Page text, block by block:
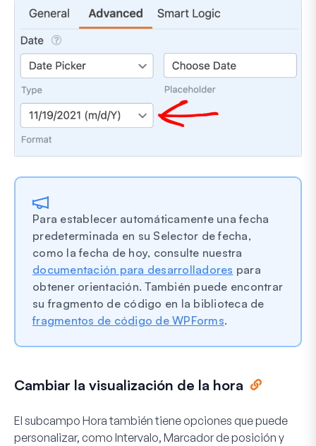
Para establecer automáticamente una fecha
predeterminada en su Selector de fecha,
como la fecha de hoy, consulte nuestra
documentación para desarrolladores para
obtener orientación. También puede encontrar
su fragmento de código en la biblioteca de
fragmentos de código de WPForms.
Cambiar la visualización de la hora
El subcampo Hora también tiene opciones que puede
personalizar, como Intervalo, Marcador de posición y